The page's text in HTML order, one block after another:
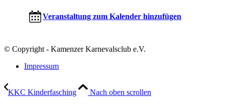
Veranstaltung zum Kalender hinzufügen
© Copyright - Kamenzer Karnevalsclub e.V.
Impressum
KKC Kinderfasching
Nach oben scrollen